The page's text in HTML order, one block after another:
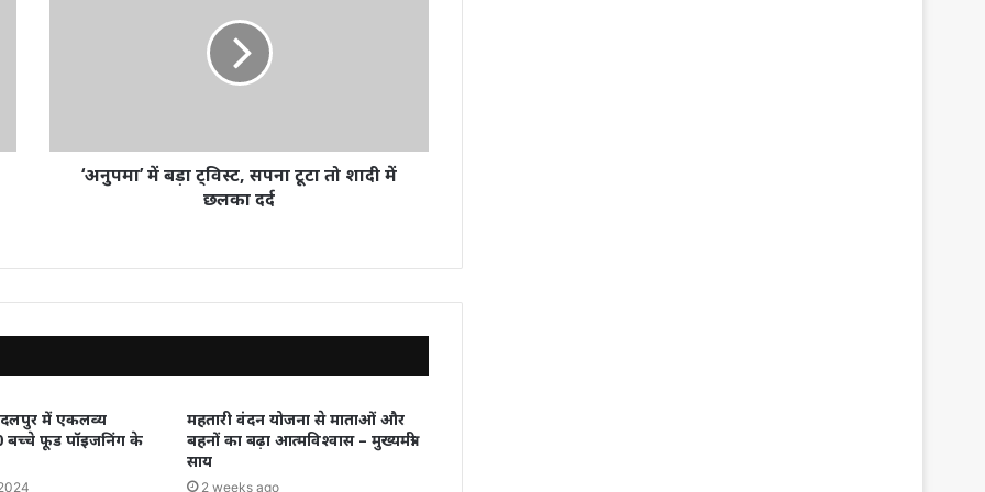
‘अनुपमा’ में बड़ा ट्विस्ट, सपना टूटा तो शादी में
छलका दर्द
में एकलव्य
बच्चे फूड पॉइजनिंग के
महतारी वंदन योजना से माताओं और
बहनों का बढ़ा आत्मविश्वास – मुख्यमंत्री
साय
2 weeks ago